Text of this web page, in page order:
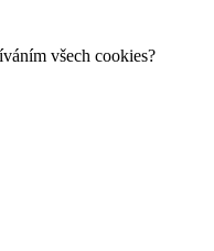
všech cookies?